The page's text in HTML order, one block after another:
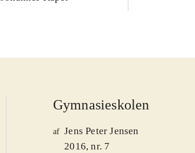
Gymnasieskolen
af Jens Peter Jensen
2016, nr. 7